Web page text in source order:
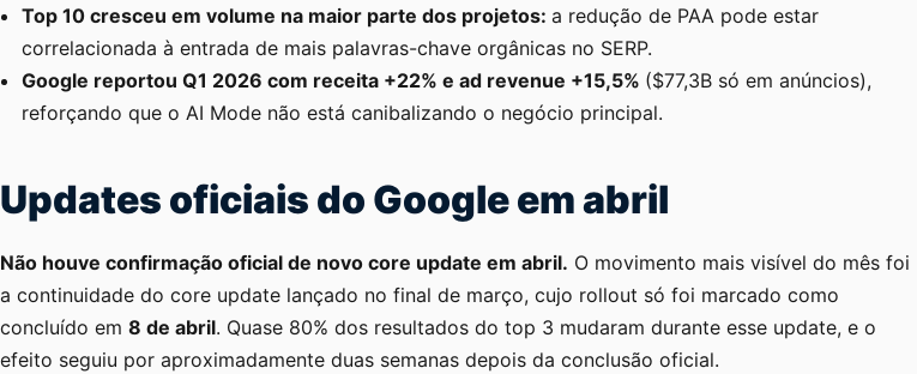
Top 10 cresceu em volume na maior parte dos projetos: a redução de PAA pode estar
correlacionada à entrada de mais palavras-chave orgânicas no SERP.
Google reportou Q1 2026 com receita +22% e ad revenue +15,5% ($77,3B só em anúncios),
reforçando que o AI Mode não está canibalizando o negócio principal.
Updates oficiais do Google em abril
Não houve confirmação oficial de novo core update em abril. O movimento mais visível do mês foi
a continuidade do core update lançado no final de março, cujo rollout só foi marcado como
concluído em 8 de abril. Quase 80% dos resultados do top 3 mudaram durante esse update, e o
efeito seguiu por aproximadamente duas semanas depois da conclusão oficial.